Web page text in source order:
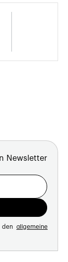
Newsletter
den allgemeine